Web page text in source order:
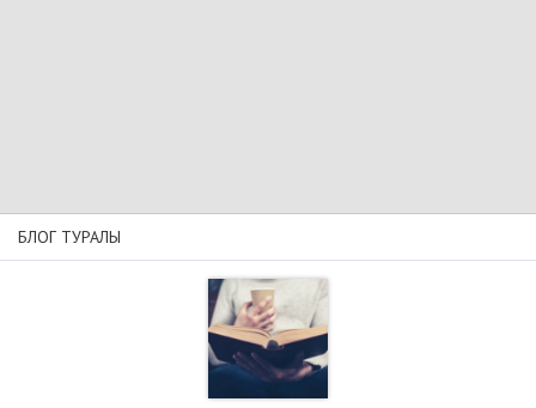
БЛОГ ТУРАЛЫ